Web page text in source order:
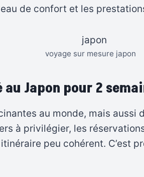
de confort et les
voyage sur mesure japon
Japon pour 2
au monde, mais aussi
à privilégier, les
peu cohérent. C’est